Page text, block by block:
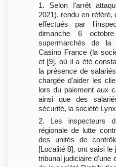
1. Selon l'arrêt
2021), rendu en
effectués par
dimanche 6
supermarchés de la
Casino France (la
et [9], où il a été
la présence de
chargée d'aider les
lors du paiement aux
ainsi que des
sécurité, la société
2. Les inspecteurs
régionale de lutte
des unités de
[Localité 8], ont saisi le
tribunal judiciaire d'une